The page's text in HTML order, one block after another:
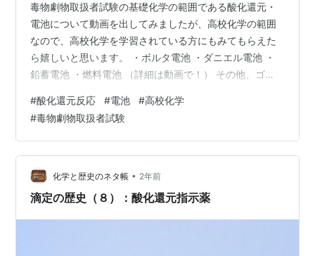
毒物劇物取扱者試験の基礎化学の範囲である酸化還元・
電池について動画を出してみましたが、高校化学の範囲
なので、高校化学を学習されている方にもみてもらえた
ら嬉しいと思います。 ・ボルタ電池 ・ダニエル電池 ・
鉛蓄電池 ・燃料電池 （詳細は動画で！） その他、ゴ
不思議なゴロで覚える電池！ 不思議な語呂ですが、ダニ
エル電池、ボルタ電池の負極正極の覚え方です、誰かの
お役に立てればいいなと思います。 チャンネル登録お待
ちしております！！！ youtube.com おすすめの参考書
Amazon派の方 第3版 毒物劇物取扱者 合格教本 作者:竹
尾…
#酸化還元反応 #電池 #高校化学
#毒物劇物取扱者試験
化学と歴史のネタ帳 • 2年前
滴定の歴史（８）：酸化還元指示薬